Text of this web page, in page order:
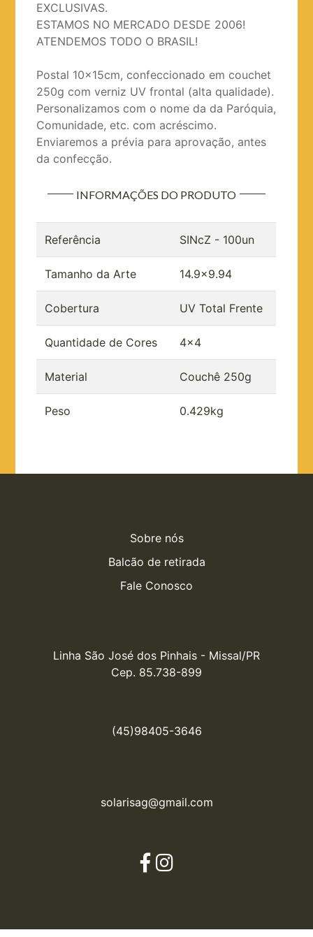
EXCLUSIVAS.
ESTAMOS NO MERCADO DESDE 2006!
ATENDEMOS TODO O BRASIL!
Postal 10x15cm, confeccionado em couchet
250g com verniz UV frontal (alta qualidade).
Personalizamos com o nome da da Paróquia,
Comunidade, etc. com acréscimo.
Enviaremos a prévia para aprovação, antes
da confecção.
INFORMAÇÕES DO PRODUTO
Referência SINcZ - 100un
Tamanho da Arte 14.9x9.94
Cobertura UV Total Frente
Quantidade de Cores 4x4
Material Couchê 250g
Peso 0.429kg
Sobre nós
Balcão de retirada
Fale Conosco
Linha São José dos Pinhais - Missal/PR
Cep. 85.738-899
(45)98405-3646
solarisag@gmail.com